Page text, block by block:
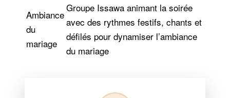
Ambiance
du
mariage
Groupe Issawa animant la soirée
avec des rythmes festifs, chants et
défilés pour dynamiser l’ambiance
du mariage